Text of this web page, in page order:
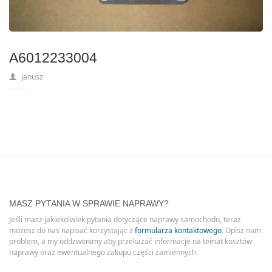
A6012233004
Janusz
MASZ PYTANIA W SPRAWIE NAPRAWY?
Jeśli masz jakiekolwiek pytania dotyczące naprawy samochodu, teraz
możesz do nas napisać korzystając z formularza kontaktowego. Opisz nam
problem, a my oddzwonimy aby przekazać informacje na temat kosztów
naprawy oraz ewentualnego zakupu części zamiennych.